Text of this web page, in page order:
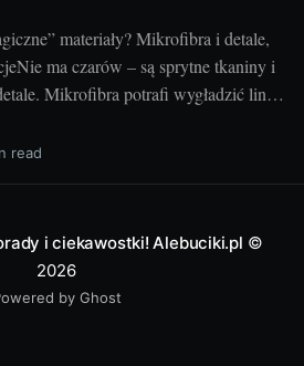
materiały? Mikrofibra i detale,
ma czarów – są sprytne tkaniny i
Mikrofibra potrafi wygładzić linię
i dopasować się do ruchu tak,
a wyglądamy „jak po retuszu”. Dziś
read
i ciekawostki! Alebuciki.pl ©
2026
by Ghost